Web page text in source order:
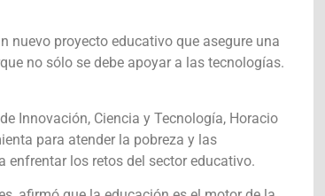
nuevo proyecto educativo que asegure una
no sólo se debe apoyar a las tecnologías.
Innovación, Ciencia y Tecnología, Horacio
para atender la pobreza y las
enfrentar los retos del sector educativo.